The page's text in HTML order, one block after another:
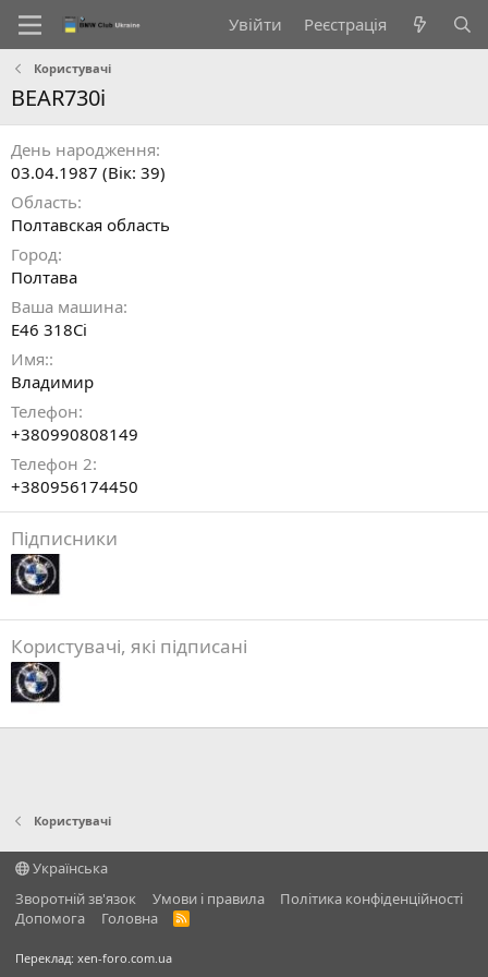
Увійти Реєстрація
Користувачі
BEAR730i
День народження
03.04.1987 (Вік: 39)
Область
Полтавская область
Город
Полтава
Ваша машина
E46 318Ci
Имя:
Владимир
Телефон
+380990808149
Телефон 2
+380956174450
Підписники
Користувачі, які підписані
Користувачі
Українська
Зворотній зв'язок
Умови і правила
Політика конфіденційності
Дoпoмoга
Головна
R
Переклад: xen-foro.com.ua